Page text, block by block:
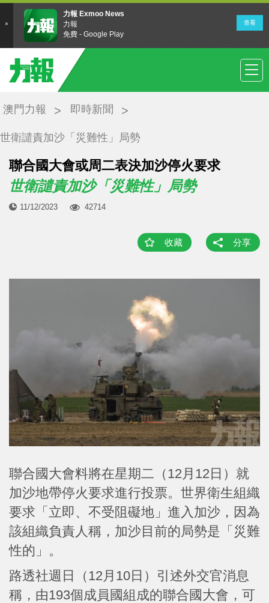
澳門力報 即時新聞
世衛譴責加沙「災難性」局勢
聯合國大會或周二表決加沙停火要求
世衛譴責加沙「災難性」局勢
11/12/2023 42714
收藏 分享
聯合國大會料將在星期二（12月12日）就
加沙地帶停火要求進行投票。世界衛生組織
要求「立即、不受阻礙地」進入加沙，因為
該組織負責人稱，加沙目前的局勢是「災難
性的」。
路透社週日（12月10日）引述外交官消息
稱，由193個成員國組成的聯合國大會，可